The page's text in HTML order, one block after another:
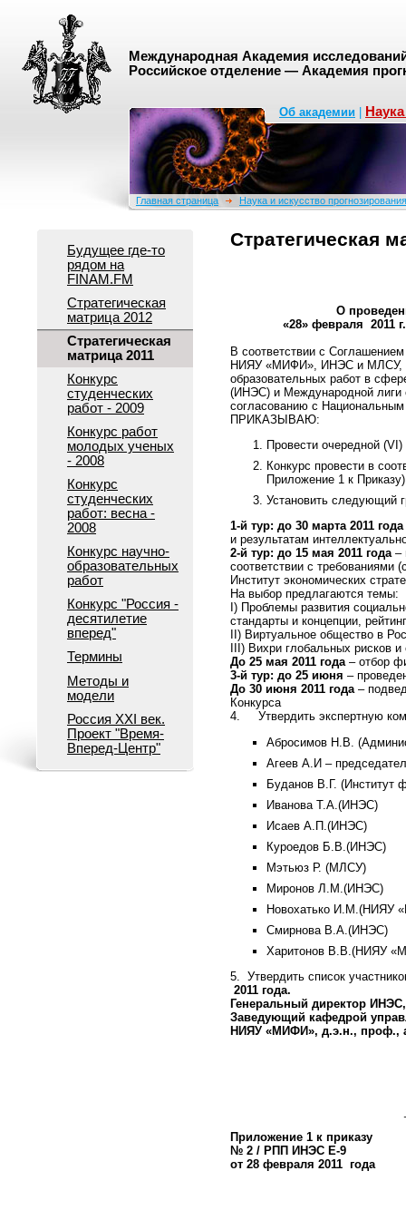
Международная Академия
Российское отделение — Академия
Об академии
Главная страница Наука и искусство прогнозирования
Будущее где-то
рядом на
FINAM.FM
Стратегическая
матрица 2012
Стратегическая
матрица 2011
Конкурс
студенческих
работ - 2009
Конкурс работ
молодых ученых
- 2008
Конкурс
студенческих
работ: весна -
2008
Конкурс научно-
образовательных
работ
Конкурс "Россия -
десятилетие
вперед"
Термины
Методы и
модели
Россия ХХI век.
Проект "Время-
Вперед-Центр"
Стратегическая
О
«28»
В соответствии с
НИЯУ «МИФИ», ИНЭС и МЛСУ,
образовательных работ в
(ИНЭС) и Международной лиги
согласованию с
ПРИКАЗЫВАЮ:
Провести очередной (VI)
Конкурс провести в
Приложение 1 к
Установить следующий
1-й тур: до 30 марта 2011 года
и результатам
2-й тур: до 15 мая 2011 года–
соответствии с требованиями
Институт экономических
На выбор предлагаются темы:
I) Проблемы развития
стандарты и концепции,
II) Виртуальное общество в
III) Вихри глобальных рисков
До 25 мая 2011 года– отбор
3-й тур: до 25 июня –
До 30 июня 2011 года–
Конкурса
4. Утвердить экспертную
Абросимов Н.В.
Агеев А.И –
Буданов В.Г. (Институт
Иванова Т.А.(ИНЭС)
Исаев А.П.(ИНЭС)
Куроедов Б.В.(ИНЭС)
Мэтьюз Р. (МЛСУ)
Миронов Л.М.(ИНЭС)
Новохатько И.М.(НИЯУ
Смирнова В.А.(ИНЭС)
Харитонов В.В.(НИЯУ
5. Утвердить список участнико
2011 года.
Генеральный директор ИНЭС,
Заведующий кафедрой
НИЯУ «МИФИ»,
Приложение 1 к приказу
№ 2 / РПП ИНЭС Е-9
от 28 февраля 2011 года